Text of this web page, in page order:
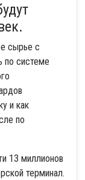
сырье с
по системе
и как
по
13 миллионов
терминал.